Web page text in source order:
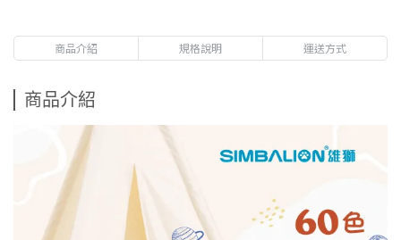
商品介紹 規格說明 運送方式
商品介紹